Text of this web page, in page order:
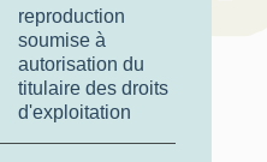
reproduction
soumise à
autorisation du
titulaire des droits
d'exploitation